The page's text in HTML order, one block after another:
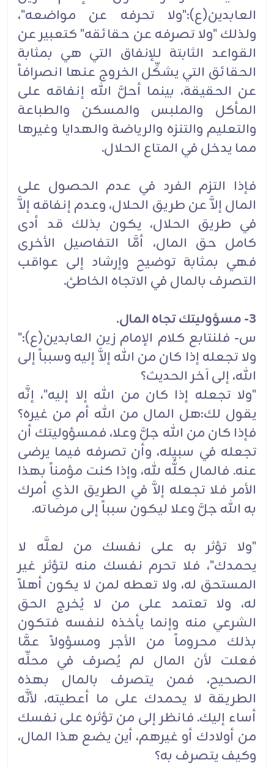
العابدين(ع):"ولا تحرفه عن مواضعه"،
ولذلك "ولا تصرفه عن حقائقه" كتعبير عن
القواعد الثابتة للإنفاق التي هي بمثابة
الحقائق التي يشكِّل الخروج عنها انصرافاً
عن الحقيقة، بينما أحلَّ الله إنفاقه على
المأكل والملبس والمسكن والطباعة
والتعليم والتنزه والرياضة والهدايا وغيرها
مما يدخل في المتاع الحلال.
فإذا التزم الفرد في عدم الحصول على
المال إلاَّ عن طريق الحلال، وعدم إنفاقه إلاَّ
في طريق الحلال، يكون بذلك قد أدى
كامل حق المال، أمَّا التفاصيل الأخرى
فهي بمثابة توضيح وإرشاد إلى عواقب
التصرف بالمال في الاتجاه الخاطئ.
3- مسؤوليتك تجاه المال.
س- فلنتابع كلام الإمام زين العابدين(ع):"
ولا تجعله إذا كان من الله إلاَّ إليه وسبباً إلى
الله، إلى آخر الحديث؟
"ولا تجعله إذا كان من الله إلا إليه"، إنَّه
يقول لك:هل المال من الله أم من غيره؟
فإذا كان من الله جلَّ وعلا، فمسؤوليتك أن
تجعله في سبيله، وأن تصرفه فيما يرضى
عنه. فالمال كلُّه لله، وإذا كنت مؤمناً بهذا
الأمر فلا تجعله إلاَّ في الطريق الذي أمرك
به الله جلَّ وعلا ليكون سبباً إلى مرضاته.
"ولا تؤثر به على نفسك من لعلَّه لا
يحمدك"، فلا تحرم نفسك منه لتؤثر غير
المستحق له، ولا تعطه لمن لا يكون أهلاً
له، ولا تعتمد على من لا يُخرج الحق
الشرعي منه وإنما يأخذه لنفسه فتكون
بذلك محروماً من الأجر ومسؤولاً عمَّا
فعلت لأن المال لم يُصرف في محلِّه
الصحيح، فمن يتصرف بالمال بهذه
الطريقة لا يحمدك على ما أعطيته، لأنَّه
أساء إليك. فانظر إلى من تؤثره على نفسك
من أولادك أو غيرهم، أين يضع هذا المال،
وكيف يتصرف به؟